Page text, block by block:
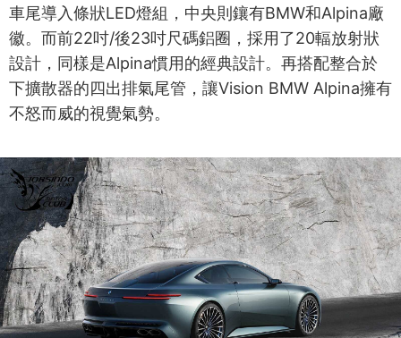
車尾導入條狀LED燈組，中央則鑲有BMW和Alpina廠
徽。而前22吋/後23吋尺碼鋁圈，採用了20輻放射狀
設計，同樣是Alpina慣用的經典設計。再搭配整合於
下擴散器的四出排氣尾管，讓Vision BMW Alpina擁有
不怒而威的視覺氣勢。